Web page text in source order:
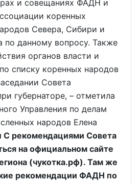
и совещаниях ФАДН и
коренных
Севера, Сибири и
по данному вопросу. Также
органов власти и
списку коренных народов
Совета
губернаторе, – отметила
Управления по делам
народов Елена
С рекомендациями Совета
на официальном сайте
(чукотка.рф). Там же
рекомендации ФАДН по